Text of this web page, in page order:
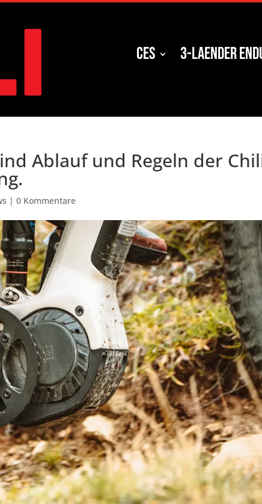
CES 3-Laender
Ablauf und Regeln der
|0 Kommentare